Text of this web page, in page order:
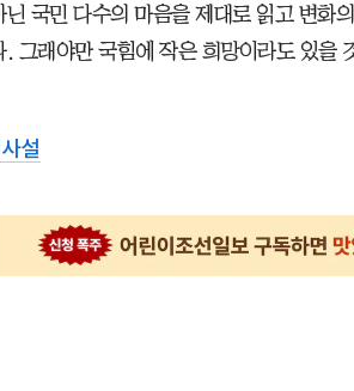
닌 국민 다수의 마음을 제대로 읽고 변화
. 그래야만 국힘에 작은 희망이라도 있을
사설